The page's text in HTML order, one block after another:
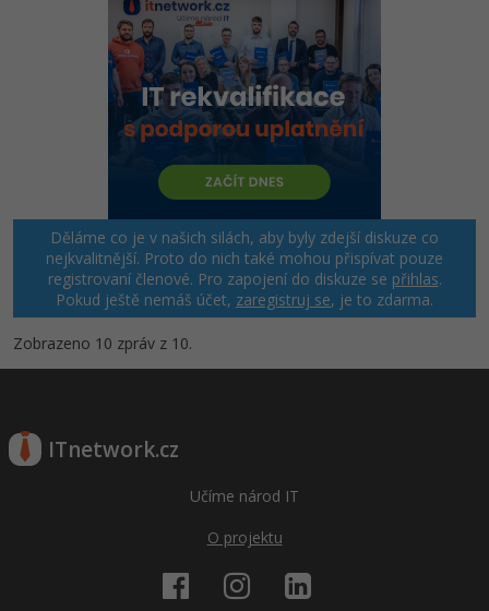
Děláme co je v našich silách, aby byly zdejší diskuze co
nejkvalitnější. Proto do nich také mohou přispívat pouze
registrovaní členové. Pro zapojení do diskuze se přihlas.
Pokud ještě nemáš účet, zaregistruj se, je to zdarma.
Zobrazeno 10 zpráv z 10.
ITnetwork.cz
Učíme národ IT
O projektu